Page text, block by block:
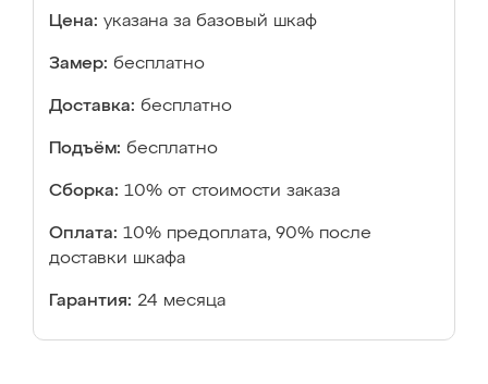
Цена: указана за базовый шкаф
Замер: бесплатно
Доставка: бесплатно
Подъём: бесплатно
Сборка: 10% от стоимости заказа
Оплата: 10% предоплата, 90% после
доставки шкафа
Гарантия: 24 месяца